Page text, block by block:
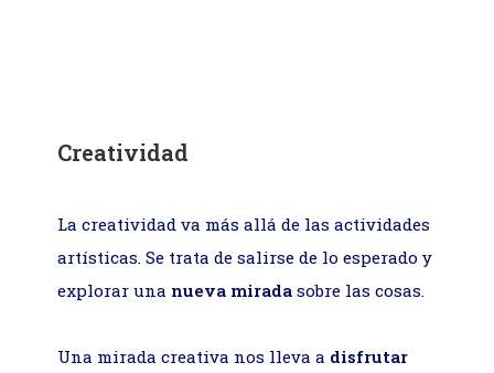
Creatividad
La creatividad va más allá de las actividades
artísticas. Se trata de salirse de lo esperado y
explorar una nueva mirada sobre las cosas.
Una mirada creativa nos lleva a disfrutar